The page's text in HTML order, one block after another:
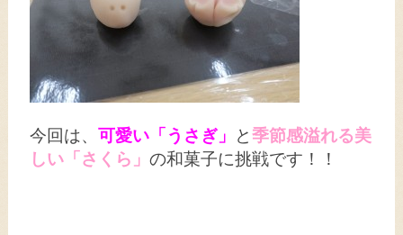
今回は、 可愛い「うさぎ」 と季節感溢れる美
しい「さくら」 の和菓子に挑戦です！！